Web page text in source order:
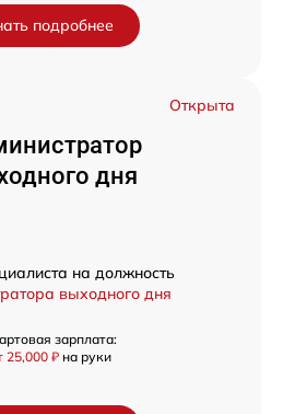
подробнее
Открыта
дня
на должность
выходного дня
зарплата:
25,000 ₽ на руки